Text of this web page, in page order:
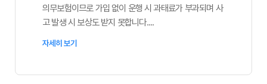
의무보험이므로 가입 없이 운행 시 과태료가 부과되며 사
고 발생 시 보상도 받지 못합니다....
자세히 보기